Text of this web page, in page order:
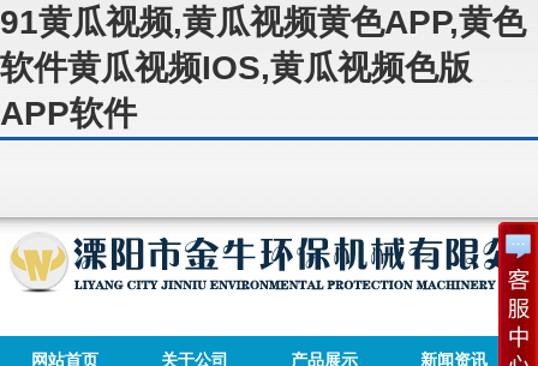
91黄瓜视频,黄瓜视频黄色APP,黄色
软件黄瓜视频IOS,黄瓜视频色版
APP软件
网站首页 关于公司 产品展示 新闻资讯